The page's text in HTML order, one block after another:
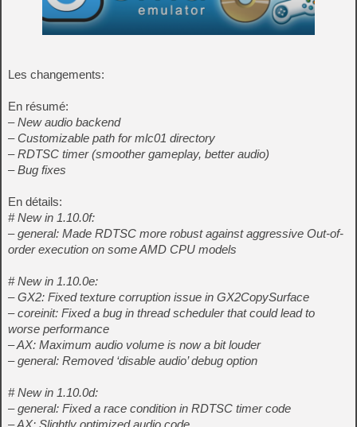
Les changements:
En résumé:
– New audio backend
– Customizable path for mlc01 directory
– RDTSC timer (smoother gameplay, better audio)
– Bug fixes
En détails:
# New in 1.10.0f:
– general: Made RDTSC more robust against aggressive Out-of-
order execution on some AMD CPU models
# New in 1.10.0e:
– GX2: Fixed texture corruption issue in GX2CopySurface
– coreinit: Fixed a bug in thread scheduler that could lead to
worse performance
– AX: Maximum audio volume is now a bit louder
– general: Removed ‘disable audio’ debug option
# New in 1.10.0d:
– general: Fixed a race condition in RDTSC timer code
– AX: Slightly optimized audio code